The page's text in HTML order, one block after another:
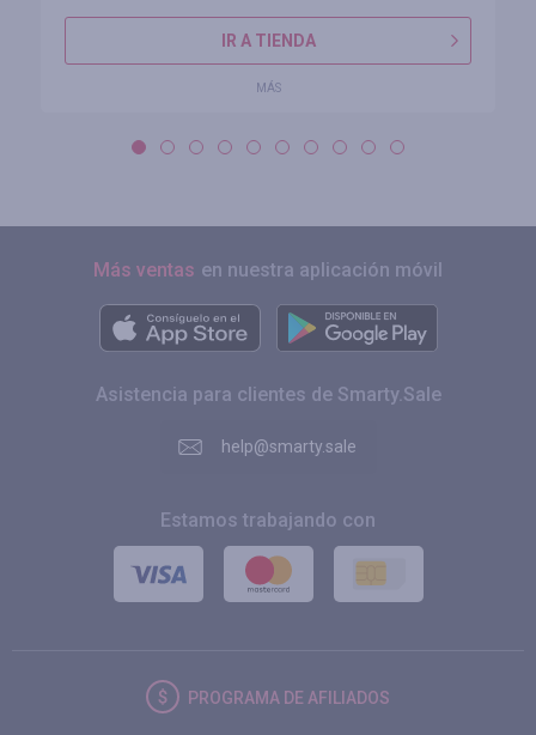
IR A TIENDA
MÁS
Más ventas en nuestra aplicación móvil
Asistencia para clientes de Smarty.Sale
help@smarty.sale
Estamos trabajando con
PROGRAMA DE AFILIADOS